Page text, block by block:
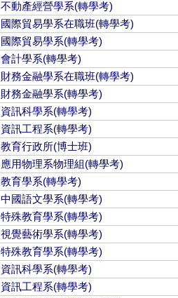
不動產經營學系(轉學考)
國際貿易學系在職班(轉學考)
國際貿易學系(轉學考)
會計學系(轉學考)
財務金融學系在職班(轉學考)
財務金融學系(轉學考)
資訊科學系(轉學考)
資訊工程系(轉學考)
教育行政所(博士班)
應用物理系物理組(轉學考)
教育學系(轉學考)
中國語文學系(轉學考)
特殊教育學系(轉學考)
視覺藝術學系(轉學考)
特殊教育學系(轉學考)
資訊科學系(轉學考)
資訊工程系(轉學考)